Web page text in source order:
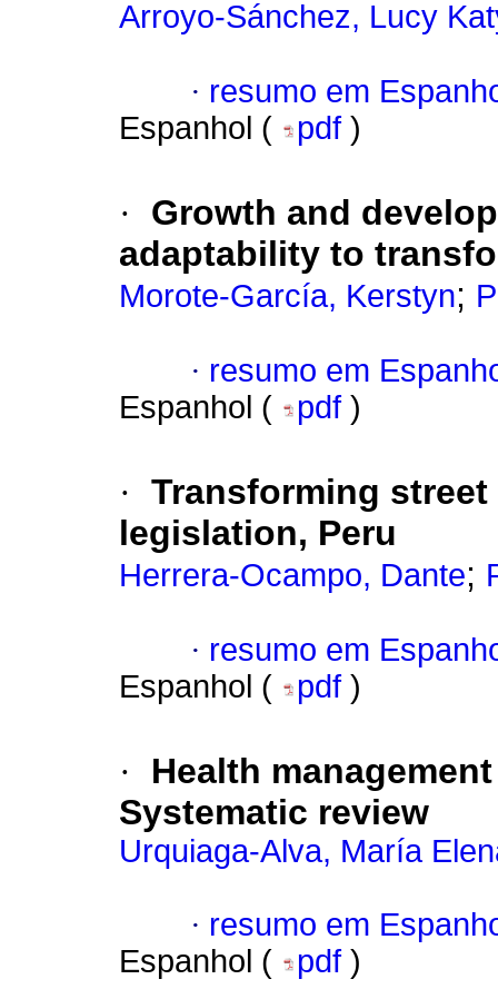
Arroyo-Sánchez, Lucy
· resumo em
Espanhol (
pdf )
·
Growth and
adaptability to
Morote-García, Kerstyn;
· resumo em
Espanhol (
pdf )
· Transforming
legislation, Peru
Herrera-Ocampo, Dante;
· resumo em
Espanhol (
pdf )
·
Health
Systematic review
Urquiaga-Alva, María
· resumo em
Espanhol (
pdf )